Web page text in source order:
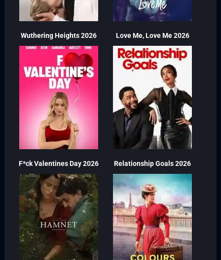
Wuthering Heights 2026 Love Me, Love Me 2026
F*ck Valentines Day 2026 Relationship Goals 2026